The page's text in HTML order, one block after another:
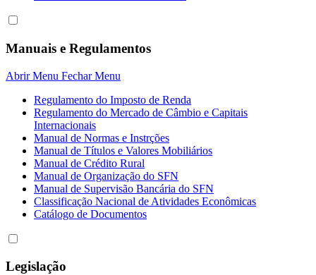
Manuais e Regulamentos
Abrir Menu Fechar Menu
Regulamento do Imposto de Renda
Regulamento do Mercado de Câmbio e Capitais
Internacionais
Manual de Normas e Instrções
Manual de Títulos e Valores Mobiliários
Manual de Crédito Rural
Manual de Organização do SFN
Manual de Supervisão Bancária do SFN
Classificação Nacional de Atividades Econômicas
Catálogo de Documentos
Legislação